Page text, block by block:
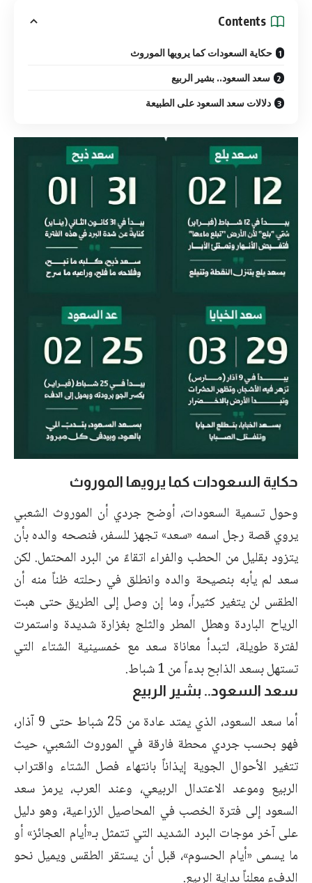
Contents
حكاية السعودات كما يرويها الموروث
سعد السعود.. بشير الربيع
دلالات سعد السعود على الطبيعة
حكاية السعودات كما يرويها الموروث
وحول تسمية السعودات، أوضح جردي أن الموروث الشعبي
يروي قصة رجل اسمه «سعد» تجهز للسفر، فنصحه والده بأن
يتزود بقليل من الحطب والفراء اتقاءً من البرد المحتمل. لكن
سعد لم يأبه بنصيحة والده وانطلق في رحلته ظناً منه أن
الطقس لن يتغير كثيراً، وما إن وصل إلى الطريق حتى هبت
الرياح الباردة وهطل المطر والثلج بغزارة شديدة واستمرت
لفترة طويلة، لتبدأ معاناة سعد مع خمسينية الشتاء التي
تستهل بسعد الذابح بدءاً من 1 شباط.
سعد السعود.. بشير الربيع
أما سعد السعود، الذي يمتد عادة من 25 شباط حتى 9 آذار،
فهو بحسب جردي محطة فارقة في الموروث الشعبي، حيث
تتغير الأحوال الجوية إيذاناً بانتهاء فصل الشتاء واقتراب
الربيع وموعد الاعتدال الربيعي، وعند العرب، يرمز سعد
السعود إلى فترة الخصب في المحاصيل الزراعية، وهو دليل
على آخر موجات البرد الشديد التي تتمثل بـ«أيام العجائز» أو
ما يسمى «أيام الحسوم»، قبل أن يستقر الطقس ويميل نحو